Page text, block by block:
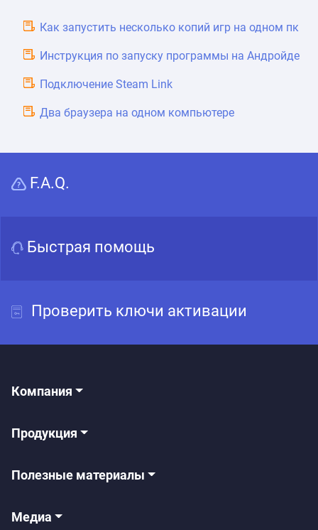
Как запустить несколько копий игр на одном пк
Инструкция по запуску программы на Андройде
Подключение Steam Link
Два браузера на одном компьютере
F.A.Q.
Быстрая помощь
Проверить ключи активации
Компания
Продукция
Полезные материалы
Медиа